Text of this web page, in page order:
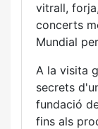
vitrall,
concerts
Mundial
A la visita
secrets
fundació
fins als